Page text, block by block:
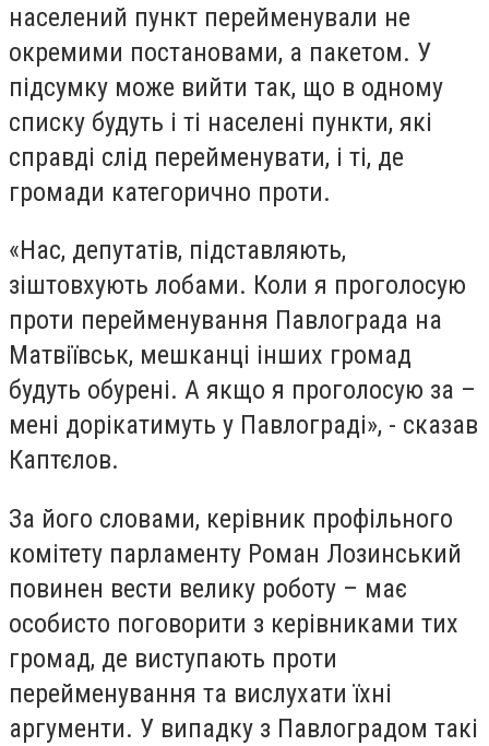
населений пункт перейменували не
окремими постановами, а пакетом. У
підсумку може вийти так, що в одному
списку будуть і ті населені пункти, які
справді слід перейменувати, і ті, де
громади категорично проти.
«Нас, депутатів, підставляють,
зіштовхують лобами. Коли я проголосую
проти перейменування Павлограда на
Матвіївськ, мешканці інших громад
будуть обурені. А якщо я проголосую за –
мені дорікатимуть у Павлограді», - сказав
Каптєлов.
За його словами, керівник профільного
комітету парламенту Роман Лозинський
повинен вести велику роботу – має
особисто поговорити з керівниками тих
громад, де виступають проти
перейменування та вислухати їхні
аргументи. У випадку з Павлоградом такі